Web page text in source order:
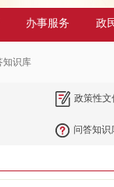
办事服务 政
知识库
政策性文
问答知识